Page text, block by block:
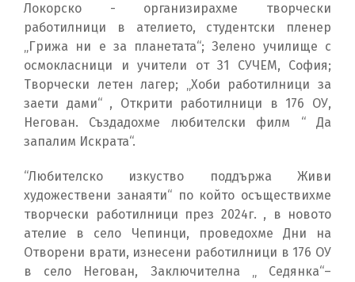
Локорско - организирахме творчески
работилници в ателието, студентски пленер
„Грижа ни е за планетата“; Зелено училище с
осмокласници и учители от 31 СУЧЕМ, София;
Творчески летен лагер; „Хоби работилници за
заети дами“ , Открити работилници в 176 ОУ,
Негован. Създадохме любителски филм “ Да
запалим Искрата“.
“Любителско изкуство поддържа Живи
художествени занаяти“ по който осъществихме
творчески работилници през 2024г. , в новото
ателие в село Чепинци, проведохме Дни на
Отворени врати, изнесени работилници в 176 ОУ
в село Негован, Заключителна „ Седянка“–